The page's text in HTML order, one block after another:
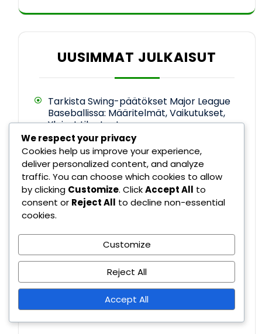
UUSIMMAT JULKAISUT
Tarkista Swing-päätökset Major League
Baseballissa: Määritelmät, Vaikutukset,
Yleiset tilanteet
Perusjuoksusääntö: Määritelmät,
Strategiat, Yleisimmät Rikkomukset
Infield Fly -sääntö: Ehdot, Vaikutukset,
Täytäntöönpano
Uudelleentarkastelupäätökset Major
League Baseballissa: Määritelmät,
Vaikutukset, Yleiset tilanteet
Vammaislistan sääntömuutokset:
Määritelmät, vaikutukset,
pelaajakäyttäytyminen
We respect your privacy
Cookies help us improve your experience,
deliver personalized content, and analyze
traffic. You can choose which cookies to allow
by clicking Customize. ClickAccept All to
consent or Reject All to decline non-essential
cookies.
Customize
Reject All
Accept All